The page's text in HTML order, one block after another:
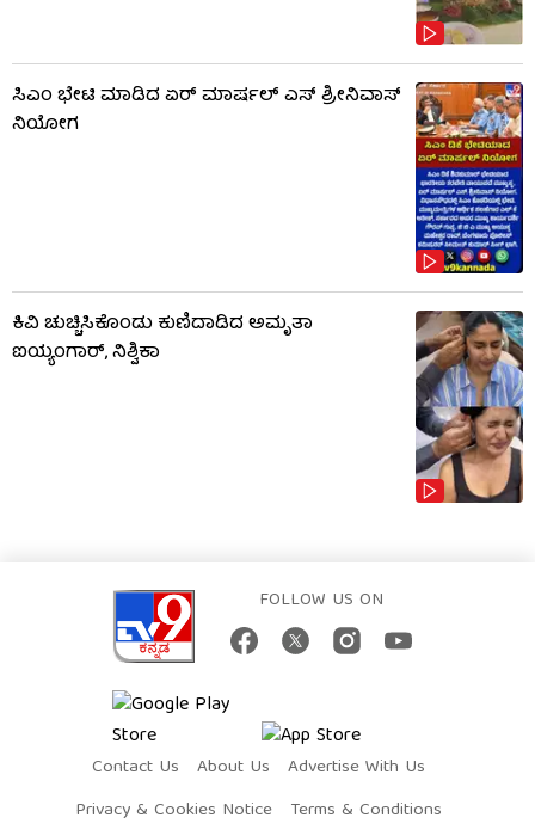
ಸಿಎಂ ಭೇಟಿ ಮಾಡಿದ ಏರ್ ಮಾರ್ಷಲ್ ಎಸ್ ಶ್ರೀನಿವಾಸ್
ನಿಯೋಗ
ಕಿವಿ ಚುಚ್ಚಿಸಿಕೊಂಡು ಕುಣಿದಾಡಿದ ಅಮೃತಾ
ಐಯ್ಯಂಗಾರ್, ನಿಶ್ವಿಕಾ
FOLLOW US ON
Contact Us About Us
Advertise With Us
Privacy & Cookies Notice
Terms & Conditions